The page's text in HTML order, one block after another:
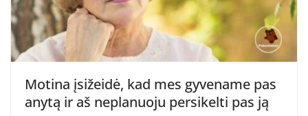
Motina įsižeidė, kad mes gyvename pas
anytą ir aš neplanuoju persikelti pas ją